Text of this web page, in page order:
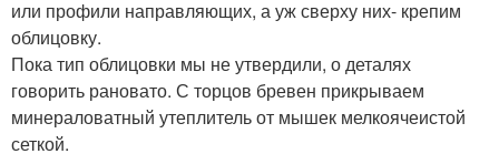
или профили направляющих, а уж сверху них- крепим
облицовку.
Пока тип облицовки мы не утвердили, о деталях
говорить рановато. С торцов бревен прикрываем
минераловатный утеплитель от мышек мелкоячеистой
сеткой.